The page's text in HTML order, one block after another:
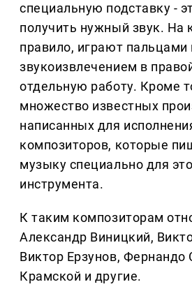
специальную подставку -
получить нужный звук. На
правило, играют пальцами
звукоизвлечением в
отдельную работу. Кроме
множество известных
написанных для
композиторов, которые
музыку специально для
инструмента.
К таким композиторам
Александр Виницкий,
Виктор Ерзунов, Фернандо
Крамской и другие.